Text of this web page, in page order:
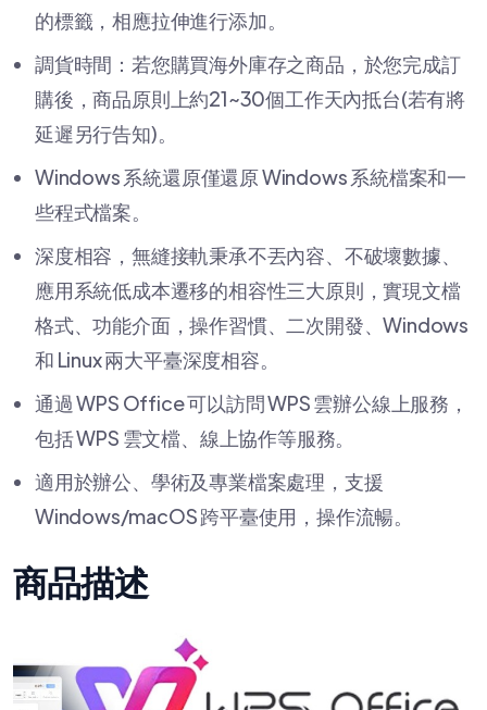
的標籤，相應拉伸進行添加。
調貨時間：若您購買海外庫存之商品，於您完成訂
購後，商品原則上約21~30個工作天內抵台(若有將
延遲另行告知)。
Windows 系統還原僅還原 Windows 系統檔案和一
些程式檔案。
深度相容，無縫接軌秉承不丟內容、不破壞數據、
應用系統低成本遷移的相容性三大原則，實現文檔
格式、功能介面，操作習慣、二次開發、Windows
和 Linux 兩大平臺深度相容。
通過 WPS Office 可以訪問 WPS 雲辦公線上服務，
包括 WPS 雲文檔、線上協作等服務。
適用於辦公、學術及專業檔案處理，支援
Windows/macOS 跨平臺使用，操作流暢。
商品描述